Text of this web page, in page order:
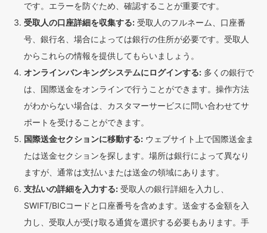
です。エラーを防ぐため、確認することが重要です。
受取人の口座詳細を収集する: 受取人のフルネーム、口座番
号、銀行名、場合によっては銀行の住所が必要です。受取人
からこれらの情報を提供してもらいましょう。
オンラインバンキングシステムにログインする: 多くの銀行で
は、国際送金をオンラインで行うことができます。操作方法
がわからない場合は、カスタマーサービスに問い合わせてサ
ポートを受けることができます。
国際送金セクションに移動する: ウェブサイト上で国際送金ま
たは送金セクションを探します。場所は銀行によって異なり
ますが、通常は支払いまたは送金の領域にあります。
支払いの詳細を入力する: 受取人の銀行詳細を入力し、
SWIFT/BICコードと口座番号を含めます。送金する金額を入
力し、受取人が受け取る通貨を選択する必要もあります。手